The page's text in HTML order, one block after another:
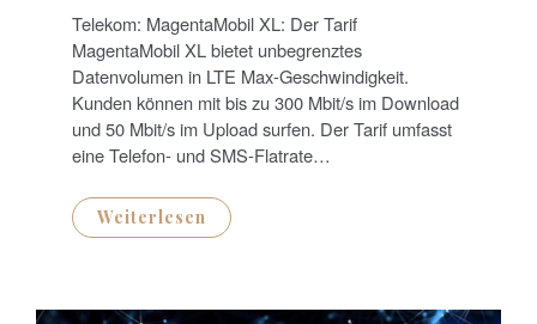
T
E
D
O
N
Telekom: MagentaMobil XL: Der Tarif
MagentaMobil XL bietet unbegrenztes
Datenvolumen in LTE Max-Geschwindigkeit.
Kunden können mit bis zu 300 Mbit/s im Download
und 50 Mbit/s im Upload surfen. Der Tarif umfasst
eine Telefon- und SMS-Flatrate…
Weiterlesen